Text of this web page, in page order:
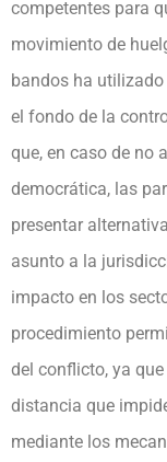
competentes para
movimiento de
bandos ha
el fondo de la
que, en caso de no
democrática, las
presentar
asunto a la
impacto en los
procedimiento
del conflicto, ya
distancia que
mediante los